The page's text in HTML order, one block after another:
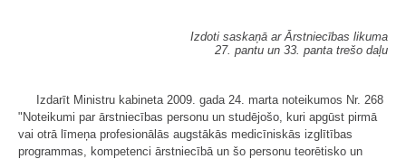
Izdoti saskaņā ar Ārstniecības likuma
27. pantu un 33. panta trešo daļu
Izdarīt Ministru kabineta 2009. gada 24. marta noteikumos Nr. 268
"Noteikumi par ārstniecības personu un studējošo, kuri apgūst pirmā
vai otrā līmeņa profesionālās augstākās medicīniskās izglītības
programmas, kompetenci ārstniecībā un šo personu teorētisko un